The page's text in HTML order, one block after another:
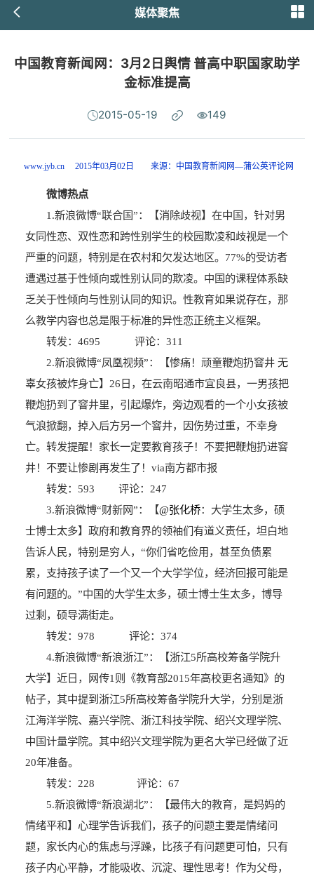
媒体聚焦
中国教育新闻网：3月2日舆情 普高中职国家助学
金标准提高
2015-05-19 149
www.jyb.cn 2015年03月02日 来源：中国教育新闻网—蒲公英评论网
微博热点
1.新浪微博“联合国”：【消除歧视】在中国，针对男
女同性恋、双性恋和跨性别学生的校园欺凌和歧视是一个
严重的问题，特别是在农村和欠发达地区。77%的受访者
遭遇过基于性倾向或性别认同的欺凌。中国的课程体系缺
乏关于性倾向与性别认同的知识。性教育如果说存在，那
么教学内容也总是限于标准的异性恋正统主义框架。
转发：4695 评论：311
2.新浪微博“凤凰视频”：【惨痛！顽童鞭炮扔窨井 无
辜女孩被炸身亡】26日，在云南昭通市宜良县，一男孩把
鞭炮扔到了窨井里，引起爆炸，旁边观看的一个小女孩被
气浪掀翻，掉入后方另一个窨井，因伤势过重，不幸身
亡。转发提醒！家长一定要教育孩子！不要把鞭炮扔进窨
井！不要让惨剧再发生了！via南方都市报
转发：593 评论：247
3.新浪微博“财新网”：【@张化桥：大学生太多，硕
士博士太多】政府和教育界的领袖们有道义责任，坦白地
告诉人民，特别是穷人，“你们省吃俭用，甚至负债累
累，支持孩子读了一个又一个大学学位，经济回报可能是
有问题的。”中国的大学生太多，硕士博士生太多，博导
过剩，硕导满街走。
转发：978 评论：374
4.新浪微博“新浪浙江”：【浙江5所高校筹备学院升
大学】近日，网传1则《教育部2015年高校更名通知》的
帖子，其中提到浙江5所高校筹备学院升大学，分别是浙
江海洋学院、嘉兴学院、浙江科技学院、绍兴文理学院、
中国计量学院。其中绍兴文理学院为更名大学已经做了近
20年准备。
转发：228 评论：67
5.新浪微博“新浪湖北”：【最伟大的教育，是妈妈的
情绪平和】心理学告诉我们，孩子的问题主要是情绪问
题，家长内心的焦虑与浮躁，比孩子有问题更可怕，只有
孩子内心平静，才能吸收、沉淀、理性思考！作为父母，